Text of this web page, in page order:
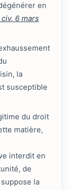
en
civ. 6 mars
la
susceptible
du droit
matière,
interdit en
de
la